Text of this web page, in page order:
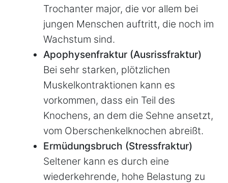
Trochanter major, die vor allem bei
jungen Menschen auftritt, die noch im
Wachstum sind.
Apophysenfraktur (Ausrissfraktur)
Bei sehr starken, plötzlichen
Muskelkontraktionen kann es
vorkommen, dass ein Teil des
Knochens, an dem die Sehne ansetzt,
vom Oberschenkelknochen abreißt.
Ermüdungsbruch (Stressfraktur)
Seltener kann es durch eine
wiederkehrende, hohe Belastung zu